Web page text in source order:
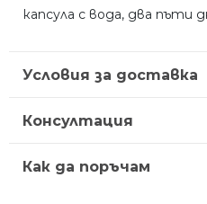
капсула с вода, два пъти
Условия за доставка
Консултация
Как да поръчам